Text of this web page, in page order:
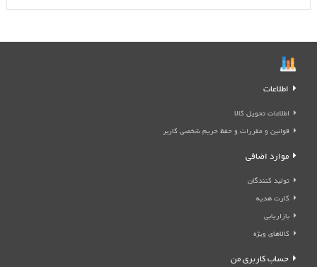
اطلاعات
اطلاعات تحویل کالا
قوانین و مقررات و حفظ حریم شخصی کاربر
موارد اضافی
تولید کنندگان
کارت هدیه
بازاریابی
کالاهای ویژه
حساب کاربری من